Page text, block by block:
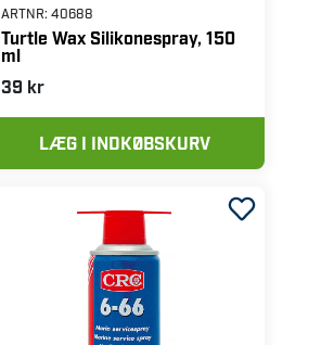
ARTNR:40688
Turtle Wax Silikonespray, 150
ml
39 kr
LÆG I INDKØBSKURV